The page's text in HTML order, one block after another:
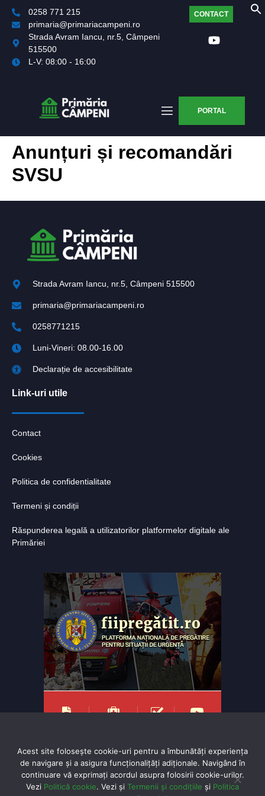
0258 771 215
primaria@primariacampeni.ro
Strada Avram Iancu, nr.5, Câmpeni
515500
L-V: 08:00 - 16:00
CONTACT
PORTAL
Anunțuri și recomandări
SVSU
Strada Avram Iancu, nr.5, Câmpeni 515500
primaria@primariacampeni.ro
0258771215
Luni-Vineri: 08.00-16.00
Declarație de accesibilitate
Link-uri utile
Contact
Cookies
Politica de confidentialitate
Termeni și condiții
Răspunderea legală a utilizatorilor platformelor digitale ale
Primăriei
Powered byTNT Computers& City Manager
Acest site folosește cookie-uri pentru a îmbunătăți experiența
de navigare și a asigura funcționalițăți adiționale. Navigând în
continuare vă exprimaţi acordul asupra folosirii cookie-urilor.
Vezi Politică cookie. Vezi și Termenii și condițiile și Politica